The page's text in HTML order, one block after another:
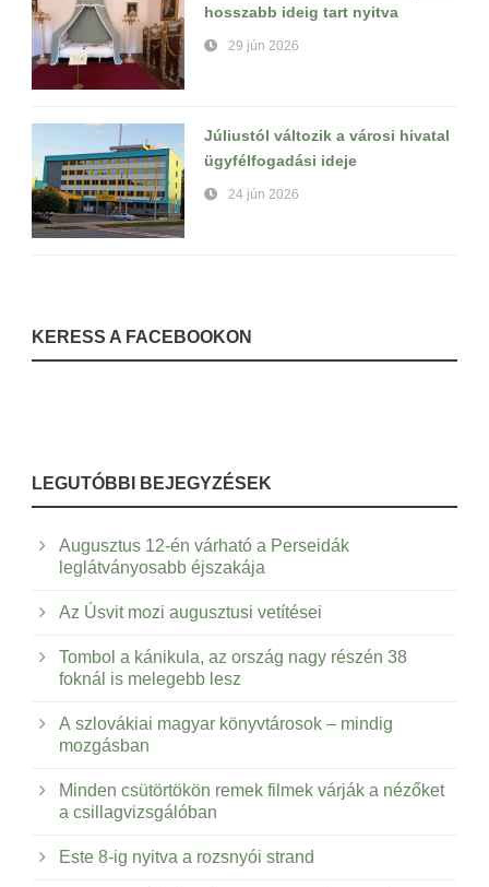
hosszabb ideig tart nyitva
29 jún 2026
Júliustól változik a városi hivatal
ügyfélfogadási ideje
24 jún 2026
KERESS A FACEBOOKON
LEGUTÓBBI BEJEGYZÉSEK
Augusztus 12-én várható a Perseidák
leglátványosabb éjszakája
Az Úsvit mozi augusztusi vetítései
Tombol a kánikula, az ország nagy részén 38
foknál is melegebb lesz
A szlovákiai magyar könyvtárosok – mindig
mozgásban
Minden csütörtökön remek filmek várják a nézőket
a csillagvizsgálóban
Este 8-ig nyitva a rozsnyói strand